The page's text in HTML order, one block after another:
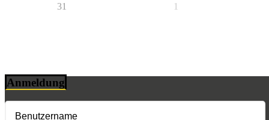
31 1
Anmeldung
Benutzername